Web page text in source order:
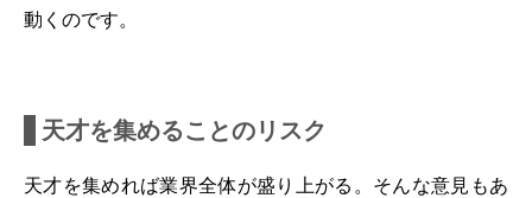
動くのです。
天才を集めることのリスク
天才を集めれば業界全体が盛り上がる。そんな意見もあ